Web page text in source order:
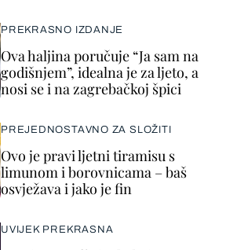
PREKRASNO IZDANJE
Ova haljina poručuje “Ja sam na
godišnjem”, idealna je za ljeto, a
nosi se i na zagrebačkoj špici
PREJEDNOSTAVNO ZA SLOŽITI
Ovo je pravi ljetni tiramisu s
limunom i borovnicama – baš
osvježava i jako je fin
UVIJEK PREKRASNA